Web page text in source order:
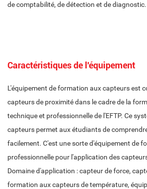
de comptabilité, de détection et de diagnostic.
Caractéristiques de l'équipement
L'équipement de formation aux capteurs est
capteurs de proximité dans le cadre de la
technique et professionnelle de l'EFTP. Ce
capteurs permet aux étudiants de
facilement. C'est une sorte d'équipement de
professionnelle pour l'application des
Domaine d'application : capteur de force,
formation aux capteurs de température,